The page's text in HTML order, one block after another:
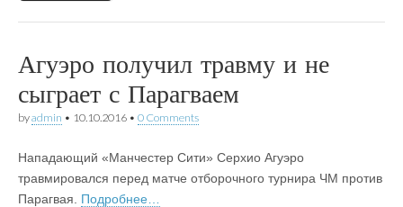
Агуэро получил травму и не
сыграет с Парагваем
byadmin • 10.10.2016 • 0 Comments
Нападающий «Манчестер Сити» Серхио Агуэро
травмировался перед матче отборочного турнира ЧМ против
Парагвая. Подробнее…